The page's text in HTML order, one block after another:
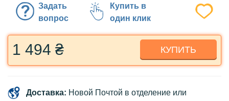
Задать
вопрос
Купить в
один клик
1 494 ₴ КУПИТЬ
Доставка: Новой Почтой в отделение или